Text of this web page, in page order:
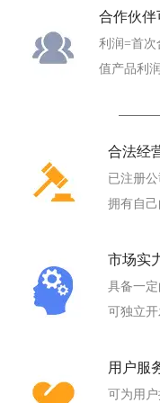
合作伙伴
利润=首次
值产品利润
合法经
已注册公
拥有自
市场实
具备一定
可独立
用户服
可为用